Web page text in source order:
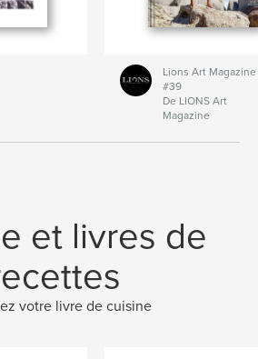
Lions Art Magazine
#39
De LIONS Art
Magazine
et livres de
votre livre de cuisine